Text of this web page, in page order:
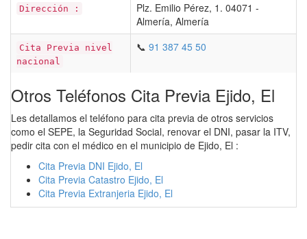
Dirección :
Plz. Emilio Pérez, 1. 04071 -
Almería, Almería
Cita Previa nivel
nacional
📞 91 387 45 50
Otros Teléfonos Cita Previa Ejido, El
Les detallamos el teléfono para cita previa de otros servicios
como el SEPE, la Seguridad Social, renovar el DNI, pasar la ITV,
pedir cita con el médico en el municipio de Ejido, El :
Cita Previa DNI Ejido, El
Cita Previa Catastro Ejido, El
Cita Previa Extranjeria Ejido, El